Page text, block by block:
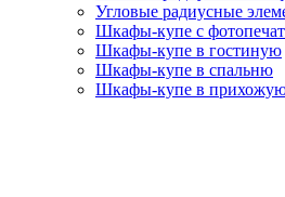
Угловые радиусные
Шкафы-купе с
Шкафы-купе в гостиную
Шкафы-купе в спальню
Шкафы-купе в